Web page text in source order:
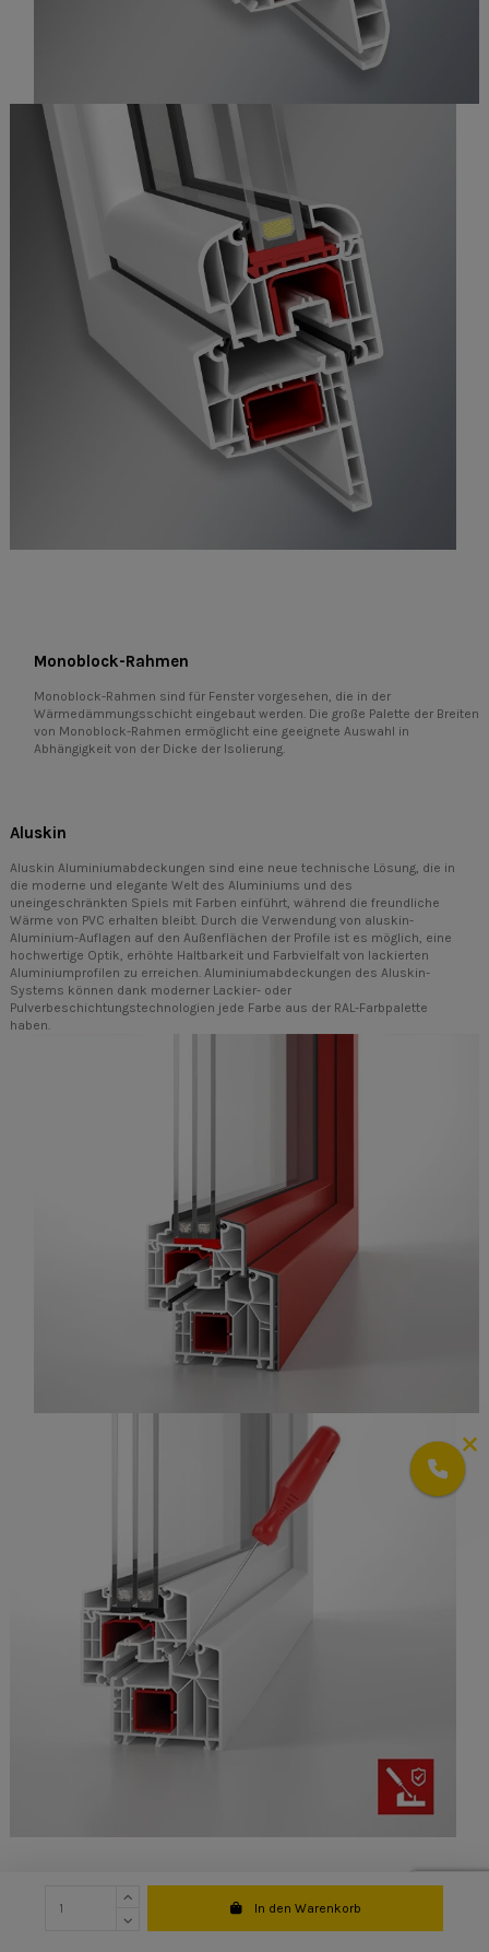
In den Warenkorb
Monoblock-Rahmen
Monoblock-Rahmen sind für Fenster vorgesehen, die in der
Wärmedämmungsschicht eingebaut werden. Die große Palette der Breiten
von Monoblock-Rahmen ermöglicht eine geeignete Auswahl in
Abhängigkeit von der Dicke der Isolierung.
Aluskin
Aluskin Aluminiumabdeckungen sind eine neue technische Lösung, die in
die moderne und elegante Welt des Aluminiums und des
uneingeschränkten Spiels mit Farben einführt, während die freundliche
Wärme von PVC erhalten bleibt. Durch die Verwendung von aluskin-
Aluminium-Auflagen auf den Außenflächen der Profile ist es möglich, eine
hochwertige Optik, erhöhte Haltbarkeit und Farbvielfalt von lackierten
Aluminiumprofilen zu erreichen. Aluminiumabdeckungen des Aluskin-
Systems können dank moderner Lackier- oder
Pulverbeschichtungstechnologien jede Farbe aus der RAL-Farbpalette
haben.